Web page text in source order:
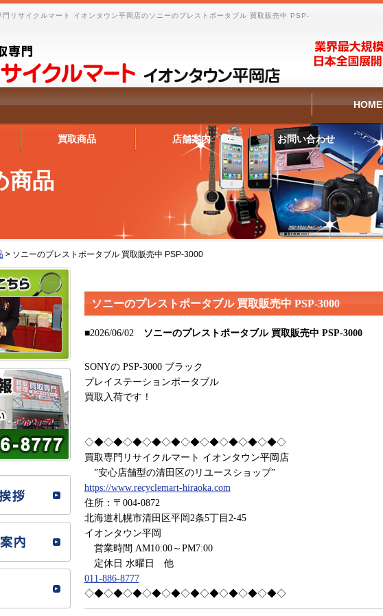
門リサイクルマート イオンタウン平岡店のソニーのプレストポータブル 買取販売中 PSP-
HOME
買取商品 店舗案内 お問い合わせ
商品
> ソニーのプレストポータブル 買取販売中 PSP-3000
ソニーのプレストポータブル 買取販売中 PSP-3000
■2026/06/02 ソニーのプレストポータブル 買取販売中 PSP-3000
SONYの PSP-3000 ブラック
プレイステーションポータブル
買取入荷です！
◇◆◇◆◇◆◇◆◇◆◇◆◇◆◇◆◇◆◇◆◇
買取専門リサイクルマート イオンタウン平岡店
”安心店舗型の清田区のリユースショップ”
https://www.recyclemart-hiraoka.com
住所：〒004-0872
北海道札幌市清田区平岡2条5丁目2-45
イオンタウン平岡
営業時間 AM10:00～PM7:00
定休日 水曜日 他
011-886-8777
◇◆◇◆◇◆◇◆◇◆◇◆◇◆◇◆◇◆◇◆◇